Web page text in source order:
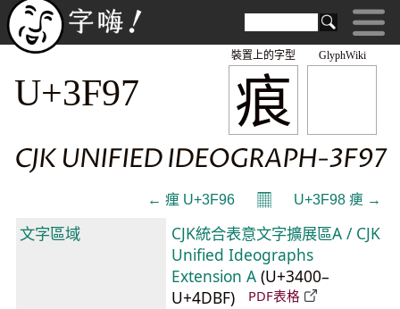
GlyphWiki
㾗
裝置上的字型
U+3F97
CJK UNIFIED IDEOGRAPH-3F97
← 㾖 U+3F96 𝄜 U+3F98 㾘 →
文字區域
CJK統合表意文字擴展區A / CJK
Unified Ideographs
Extension A (U+3400–
U+4DBF)
PDF表格